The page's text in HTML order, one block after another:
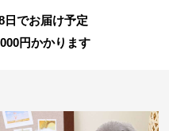
日でお届け予定
円かかります